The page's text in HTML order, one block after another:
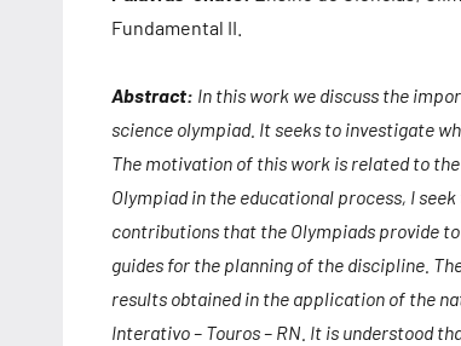
Fundamental II.
Abstract: In this work we discuss the
science olympiad. It seeks to investigate
The motivation of this work is related to
Olympiad in the educational process, I
contributions that the Olympiads provide
guides for the planning of the discipline.
results obtained in the application of the
Interativo – Touros – RN. It is understood